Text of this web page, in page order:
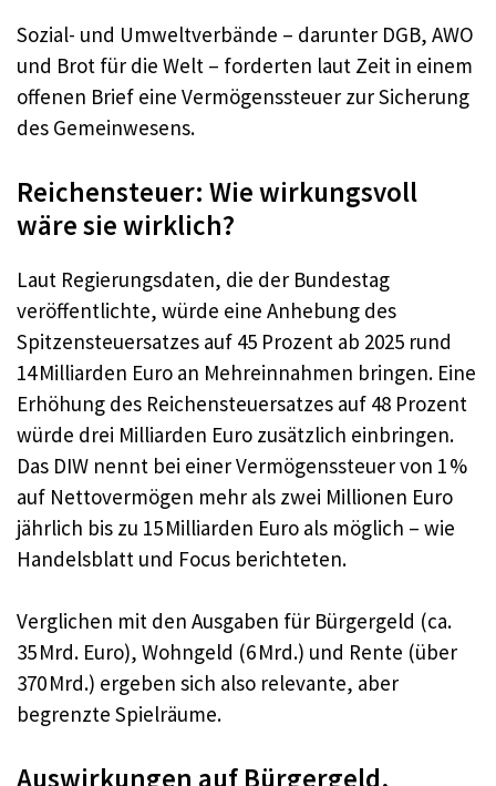
Sozial- und Umweltverbände – darunter DGB, AWO
und Brot für die Welt – forderten laut Zeit in einem
offenen Brief eine Vermögenssteuer zur Sicherung
des Gemeinwesens.
Reichensteuer: Wie wirkungsvoll
wäre sie wirklich?
Laut Regierungsdaten, die der Bundestag
veröffentlichte, würde eine Anhebung des
Spitzensteuersatzes auf 45 Prozent ab 2025 rund
14 Milliarden Euro an Mehreinnahmen bringen. Eine
Erhöhung des Reichensteuersatzes auf 48 Prozent
würde drei Milliarden Euro zusätzlich einbringen.
Das DIW nennt bei einer Vermögenssteuer von 1 %
auf Nettovermögen mehr als zwei Millionen Euro
jährlich bis zu 15 Milliarden Euro als möglich – wie
Handelsblatt und Focus berichteten.
Verglichen mit den Ausgaben für Bürgergeld (ca.
35 Mrd. Euro), Wohngeld (6 Mrd.) und Rente (über
370 Mrd.) ergeben sich also relevante, aber
begrenzte Spielräume.
Auswirkungen auf Bürgergeld,